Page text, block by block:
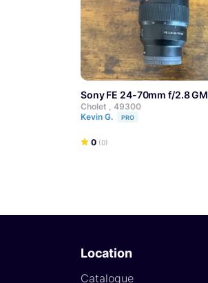
Sony FE 24-70mm f/2.8 GM
Cholet , 49300
Kevin G.
PRO
0 (0)
Location
Catalogue